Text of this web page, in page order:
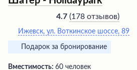
4.7 (178 отзывов)
Ижевск, ​ул. Воткинское шоссе, 89
Подарок за бронирование
Вместимость: 60 человек